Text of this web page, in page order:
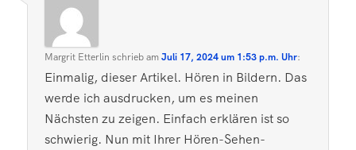
Margrit Etterlin schriebamJuli 17, 2024 um 1:53 p.m. Uhr:
Einmalig, dieser Artikel. Hören in Bildern. Das
werde ich ausdrucken, um es meinen
Nächsten zu zeigen. Einfach erklären ist so
schwierig. Nun mit Ihrer Hören-Sehen-